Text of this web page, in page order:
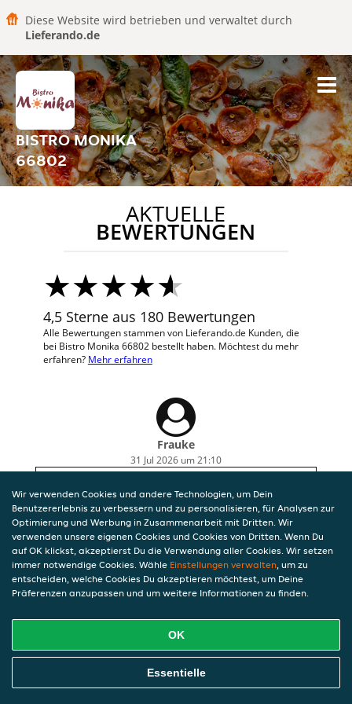
Diese Website wird betrieben und verwaltet durch
Lieferando.de
BISTRO MONIKA
66802
AKTUELLE
BEWERTUNGEN
4,5 Sterne aus 180 Bewertungen
Alle Bewertungen stammen von Lieferando.de Kunden, die
bei Bistro Monika 66802 bestellt haben. Möchtest du mehr
erfahren? Mehr erfahren
Frauke
31 Jul 2026 um 21:10
schnell und sehr freundlich geliefert. Vielen
lieben Dank dafür. Ich werde euch weiter
empfehlen.
Wir verwenden Cookies und andere Technologien, um Dein
Benutzererlebnis zu verbessern und zu personalisieren, für Analysen zur
Optimierung und Werbung in Zusammenarbeit mit Dritten. Wir
verwenden unsere eigenen Cookies und Cookies von Dritten. Wenn Du
auf OK klickst, akzeptierst Du die Verwendung aller Cookies. Wir setzen
immer notwendige Cookies. Wähle Einstellungen verwalten, um zu
entscheiden, welche Cookies Du akzeptieren möchtest, um Deine
Präferenzen anzupassen und um weitere Informationen zu finden.
OK
Essentielle